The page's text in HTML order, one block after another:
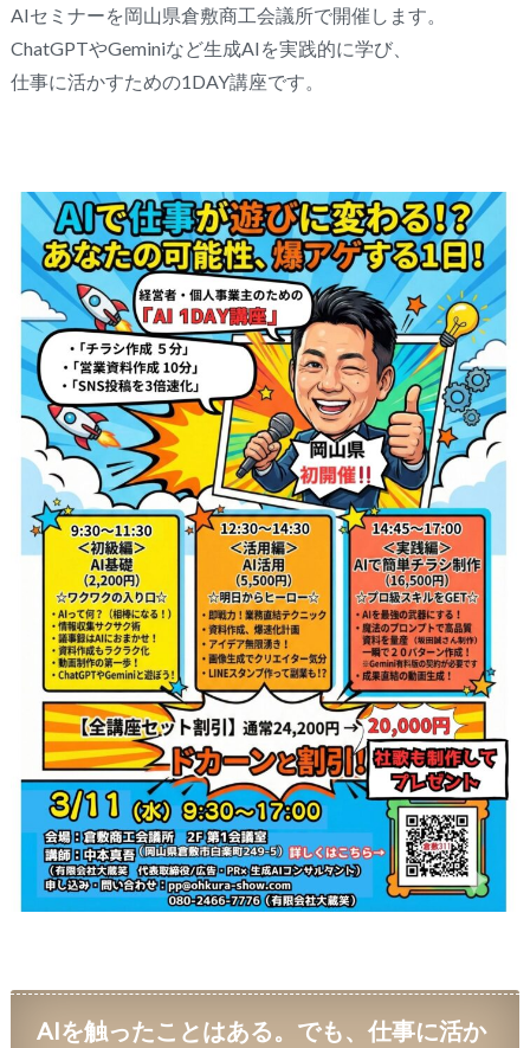
AIセミナーを岡山県倉敷商工会議所で開催します。
ChatGPTやGeminiなど生成AIを実践的に学び、
仕事に活かすための1DAY講座です。
AIを触ったことはある。でも、仕事に活か